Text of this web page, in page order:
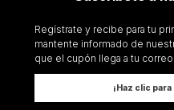
Regístrate y recibe para tu
mantente informado de
que el cupón llega a tu
¡Haz clic